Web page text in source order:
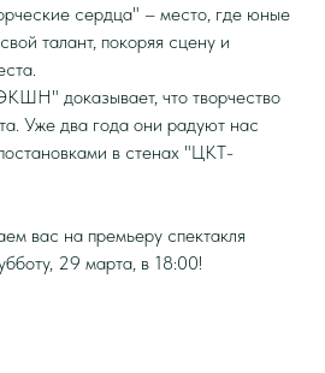
сердца" – место, где юные
талант, покоряя сцену и
доказывает, что творчество
Уже два года они радуют нас
в стенах "ЦКТ-
вас на премьеру спектакля
29 марта, в 18:00!